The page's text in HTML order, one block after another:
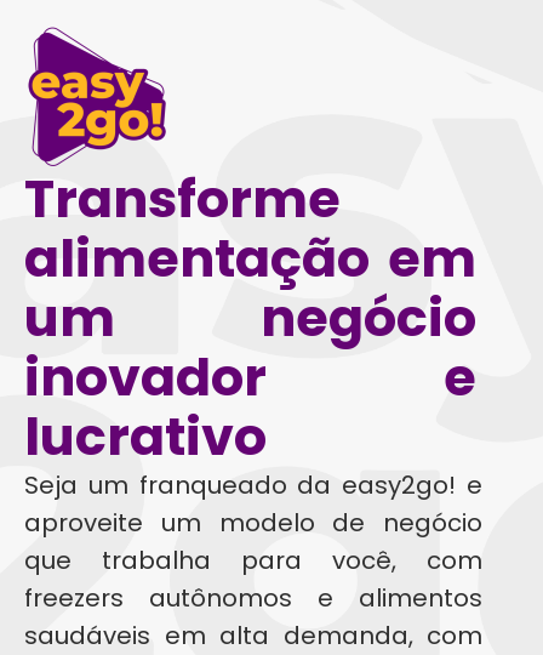
Transforme
alimentação em
um negócio
inovador e
lucrativo
Seja um franqueado da easy2go! e
aproveite um modelo de negócio
que trabalha para você, com
freezers autônomos e alimentos
saudáveis em alta demanda, com